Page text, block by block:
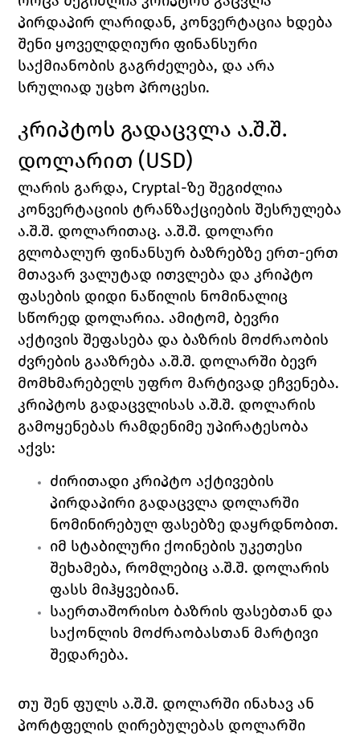
პირდაპირ ლარიდან, კონვერტაცია ხდება
შენი ყოველდღიური ფინანსური
საქმიანობის გაგრძელება, და არა
სრულიად უცხო პროცესი.
კრიპტოს გადაცვლა ა.შ.შ.
დოლარით (USD)
ლარის გარდა, Cryptal-ზე შეგიძლია
კონვერტაციის ტრანზაქციების შესრულება
ა.შ.შ. დოლარითაც. ა.შ.შ. დოლარი
გლობალურ ფინანსურ ბაზრებზე ერთ-ერთ
მთავარ ვალუტად ითვლება და კრიპტო
ფასების დიდი ნაწილის ნომინალიც
სწორედ დოლარია. ამიტომ, ბევრი
აქტივის შეფასება და ბაზრის მოძრაობის
ძვრების გააზრება ა.შ.შ. დოლარში ბევრ
მომხმარებელს უფრო მარტივად ეჩვენება.
კრიპტოს გადაცვლისას ა.შ.შ. დოლარის
გამოყენებას რამდენიმე უპირატესობა
აქვს:
ძირითადი კრიპტო აქტივების
პირდაპირი გადაცვლა დოლარში
ნომინირებულ ფასებზე დაყრდნობით.
იმ სტაბილური ქოინების უკეთესი
შეხამება, რომლებიც ა.შ.შ. დოლარის
ფასს მიჰყვებიან.
საერთაშორისო ბაზრის ფასებთან და
საქონლის მოძრაობასთან მარტივი
შედარება.
თუ შენ ფულს ა.შ.შ. დოლარში ინახავ ან
პორტფელის ღირებულებას დოლარში